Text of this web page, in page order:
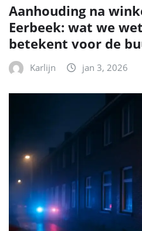
Aanhouding na
Eerbeek: wat we
betekent voor de
Karlijn jan 3, 2026